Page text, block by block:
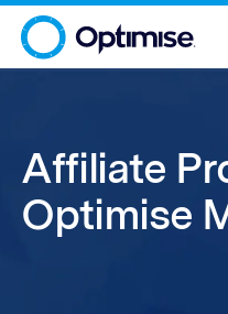
Affiliate
Optimise